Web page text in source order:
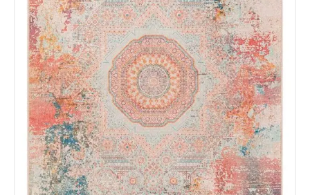
Acuerdo RGPD*
Doy mi consentimiento para que
esta web almacene la
información que envío para que
puedan responder a mi petición.
Recibir mi oferta